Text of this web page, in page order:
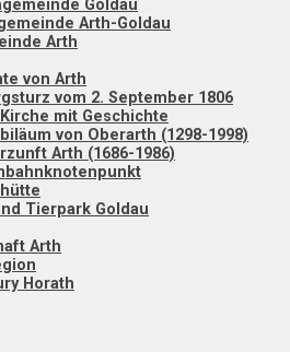
Goldau
Arth-Goldau
Arth
von Arth
vom 2. September 1806
mit Geschichte
von Oberarth (1298-1998)
Arth (1686-1986)
Tierpark Goldau
Arth
Horath